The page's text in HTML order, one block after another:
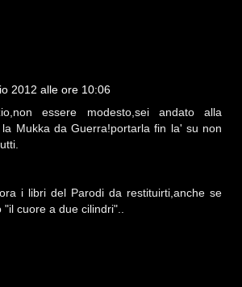
2012 alle ore 10:06
essere modesto,sei andato alla
Mukka da Guerra!portarla fin la' su non
i libri del Parodi da restituirti,anche se
"il cuore a due cilindri"..